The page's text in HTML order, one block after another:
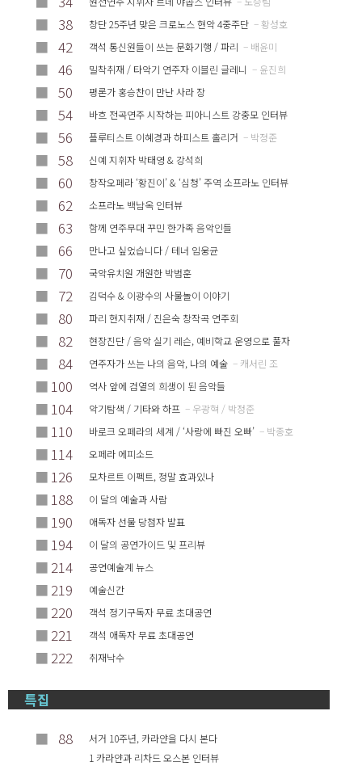
■ 38 창단 25주년 맞은 크로노스 현악 4중주단 – 황성호
■ 42 객석 통신원들이 쓰는 문화기행 / 파리 – 배윤미
■ 46 밀착취재 / 타악기 연주자 이블린 글레니 – 윤진희
■ 50 평론가 홍승찬이 만난 사라 장
■ 54 바흐 전곡연주 시작하는 피아니스트 강충모 인터뷰
■ 56 플루티스트 이혜경과 하피스트 홀리거 – 박정준
■ 58 신예 지휘자 박태영 & 강석희
■ 60 창작오페라 ‘황진이’ & ‘심청’ 주역 소프라노 인터뷰
■ 62 소프라노 백남옥 인터뷰
■ 63 함께 연주무대 꾸민 한가족 음악인들
■ 66 만나고 싶었습니다 / 테너 임웅균
■ 70 국악유치원 개원한 박범훈
■ 72 김덕수 & 이광수의 사물놀이 이야기
■ 80 파리 현지취재 / 진은숙 창작곡 연주회
■ 82 현장진단 / 음악 실기 레슨, 예비학교 운영으로 풀자
■ 84 연주자가 쓰는 나의 음악, 나의 예술 – 캐서린 조
■ 100 역사 앞에 검열의 희생이 된 음악들
■ 104 악기탐색 / 기타와 하프 – 우광혁 / 박정준
■ 110 바로크 오페라의 세계 / ‘사랑에 빠진 오빠’ – 박종호
■ 114 오페라 에피소드
■ 126 모차르트 이펙트, 정말 효과있나
■ 188 이 달의 예술과 사람
■ 190 애독자 선물 당첨자 발표
■ 194 이 달의 공연가이드 및 프리뷰
■ 214 공연예술계 뉴스
■ 219 예술신간
■ 220 객석 정기구독자 무료 초대공연
■ 221 객석 애독자 무료 초대공연
■ 222 취재낙수
특집
■ 88
서거 10주년, 카라얀을 다시 본다
1 카라얀과 리차드 오스본 인터뷰